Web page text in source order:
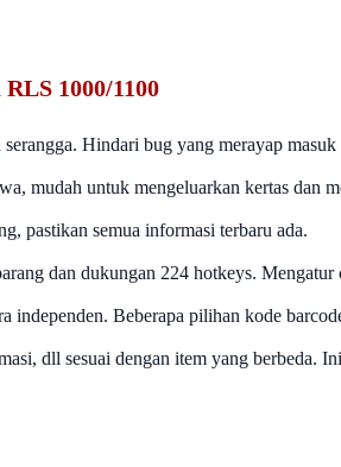
1000/1100
serangga. Hindari bug yang merayap
mudah untuk mengeluarkan kertas dan
pastikan semua informasi terbaru ada.
dan dukungan 224 hotkeys.
independen. Beberapa pilihan kode
dll sesuai dengan item yang berbeda.